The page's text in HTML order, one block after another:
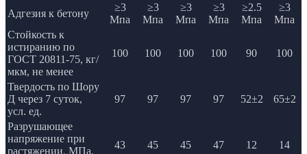
Адгезия к бетону
≥3
Мпа
≥3
Мпа
≥3
Мпа
≥3
Мпа
≥2.5
Мпа
≥3
Мпа
Стойкость к
истиранию по
ГОСТ 20811-75, кг/
мкм, не менее
100 100 100 100 90 100
Твердость по Шору
Д через 7 суток,
усл. ед.
97 97 97 97 52±2 65±2
Разрушающее
напряжение при
растяжении, МПа,
43 45 45 47 12 14